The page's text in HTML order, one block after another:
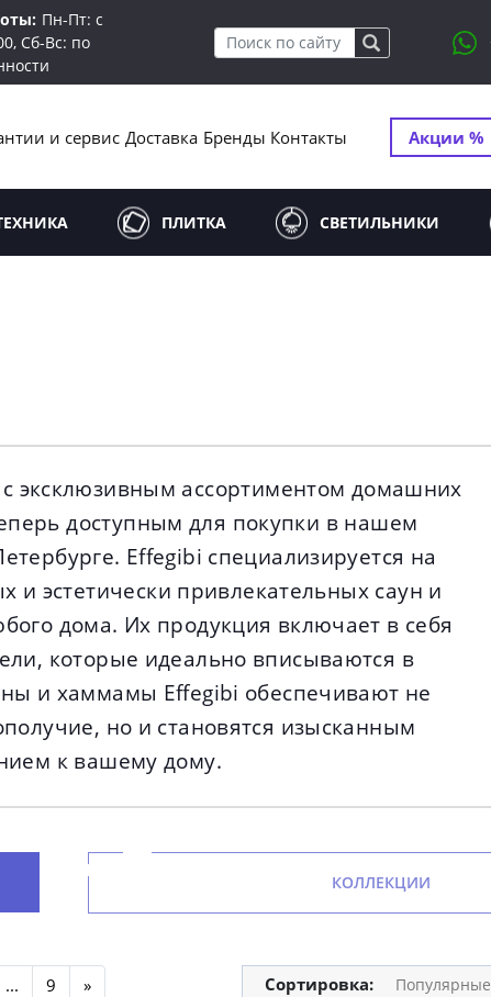
Пн-Пт: с
Сб-Вс: по
и сервис Доставка Бренды Контакты Акции %
ПЛИТКА СВЕТИЛЬНИКИ
эксклюзивным ассортиментом домашних
доступным для покупки в нашем
Effegibi специализируется на
и эстетически привлекательных саун и
дома. Их продукция включает в себя
которые идеально вписываются в
и хаммамы Effegibi обеспечивают не
но и становятся изысканным
к вашему дому.
КОЛЛЕКЦИИ
... 9 » Сортировка: Популярные